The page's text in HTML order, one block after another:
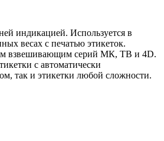
индикацией. Используется в
весах с печатью этикеток.
взвешивающим серий МК, TB и 4D.
с автоматически
так и этикетки любой сложности.